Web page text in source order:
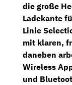
die große
Ladekante
Linie
mit klaren,
daneben
Wireless
und